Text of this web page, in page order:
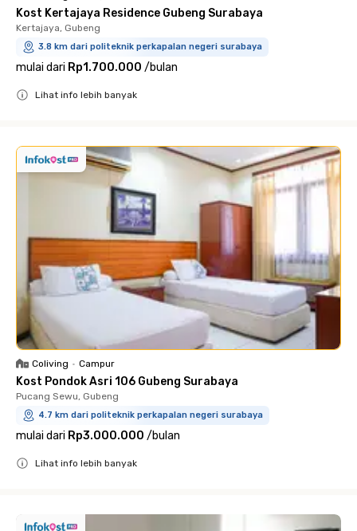
Kost Kertajaya Residence Gubeng Surabaya
Kertajaya, Gubeng
3.8 km dari politeknik perkapalan negeri surabaya
mulai dari Rp1.700.000 /bulan
Lihat info lebih banyak
Coliving • Campur
Kost Pondok Asri 106 Gubeng Surabaya
Pucang Sewu, Gubeng
4.7 km dari politeknik perkapalan negeri surabaya
mulai dari Rp3.000.000 /bulan
Lihat info lebih banyak